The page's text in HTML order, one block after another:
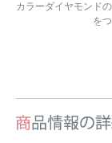
カラーダイヤモンド
を